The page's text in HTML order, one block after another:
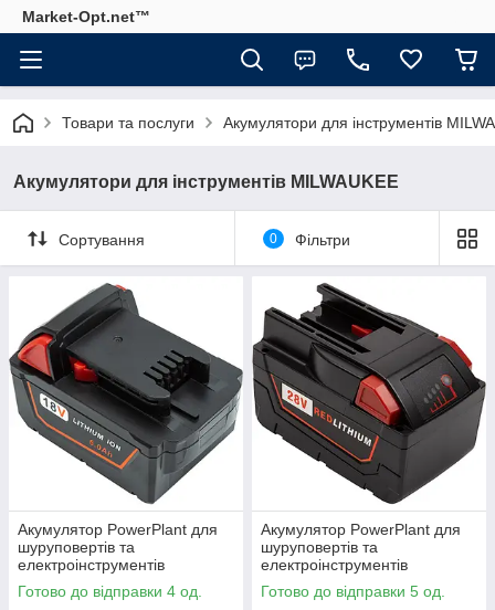
Market-Opt.net™
Товари та послуги Акумулятори для інструментів
Акумулятори для інструментів MILWAUKEE
Сортування 0 Фільтри
Акумулятор PowerPlant для
шуруповертів та
електроінструментів
Milwaukee 18V 6Ah Li-ion (48-
11-1860)
Готово до відправки 4 од.
Акумулятор PowerPlant для
шуруповертів та
електроінструментів
MILWAUKEE 28V 4Ah Li-ion
Готово до відправки 5 од.